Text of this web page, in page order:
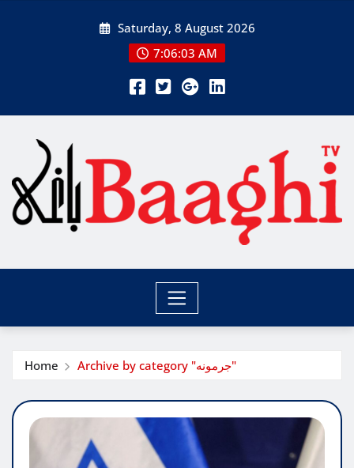
Saturday, 8 August 2026
7:06:04 AM
Home Archive by category "جرمونه"